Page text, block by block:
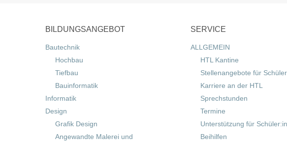
BILDUNGSANGEBOT
Bautechnik
Hochbau
Tiefbau
Bauinformatik
Informatik
Design
Grafik Design
Angewandte Malerei und
SERVICE
ALLGEMEIN
HTL Kantine
Stellenangebote für
Karriere an der HTL
Sprechstunden
Termine
Unterstützung für
Beihilfen